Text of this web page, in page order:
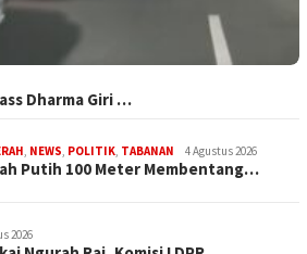
Dharma Giri …
NEWS POLITIK TABANAN 4 Agustus 2026
Putih 100 Meter Membentang…
2026